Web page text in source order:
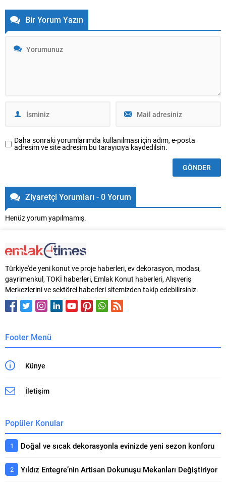
yarıda öne çıkarken; Helsa ve
Perla ise son üç aylık dönemde
yükselen performanslarıyla dikkat
çekti. Değişen yaşam
alışkanlıklarına uyum sağlayan,
Bir Yorum Yazın
Daha sonraki yorumlarımda kullanılması için adım, e-posta
adresim ve site adresim bu tarayıcıya kaydedilsin.
Ziyaretçi Yorumları - 0 Yorum
Henüz yorum yapılmamış.
Türkiye'de yeni konut ve proje haberleri, ev dekorasyon, modası,
gayrimenkul, TOKİ haberleri, Emlak Konut haberleri, Alışveriş
Merkezlerini ve sektörel haberleri sitemizden takip edebilirsiniz.
Footer Menü
Künye
İletişim
Popüler Konular
Doğal ve sıcak dekorasyonla evinizde yeni sezon konforu
Yıldız Entegre’nin Artisan Dokunuşu Mekanları Değiştiriyor